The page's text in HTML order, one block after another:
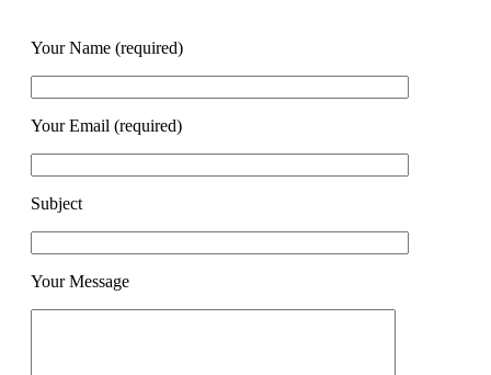
Your Name (required)
Your Email (required)
Subject
Your Message